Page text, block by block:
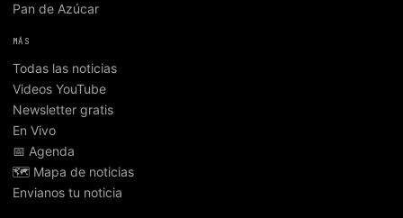
Pan de Azúcar
MÁS
Todas las noticias
Videos YouTube
Newsletter gratis
En Vivo
📅 Agenda
🗺️ Mapa de noticias
Envianos tu noticia